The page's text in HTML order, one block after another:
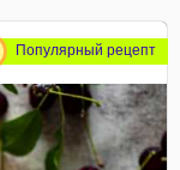
Популярный рецепт